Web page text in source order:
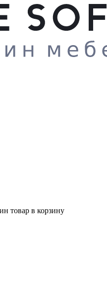
товар в корзину